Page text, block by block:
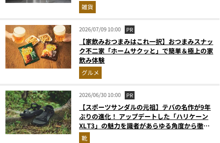
雑貨
2026/07/09 10:00 PR
【家飲みおつまみはこれ一択】おつまみスナッ
ク不二家「ホームサクッと」で簡単＆極上の家
飲み体験
グルメ
2026/06/30 10:00 PR
【スポーツサンダルの元祖】テバの名作が9年
ぶりの進化！ アップデートした「ハリケーン
XLT3」の魅力を識者があらゆる角度から徹底
解説！
靴